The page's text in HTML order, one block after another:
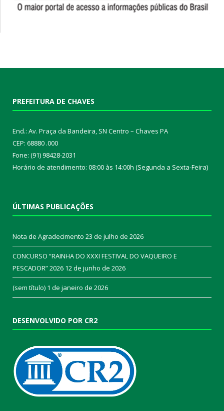
PREFEITURA DE CHAVES
End.: Av. Praça da Bandeira, SN Centro – Chaves PA
CEP: 68880 .000
Fone: (91) 98428-2031
Horário de atendimento: 08:00 às 14:00h (Segunda a Sexta-Feira)
ÚLTIMAS PUBLICAÇÕES
Nota de Agradecimento 23 de julho de 2026
CONCURSO “RAINHA DO XXXI FESTIVAL DO VAQUEIRO E
PESCADOR” 2026 12 de junho de 2026
(sem título) 1 de janeiro de 2026
DESENVOLVIDO POR CR2